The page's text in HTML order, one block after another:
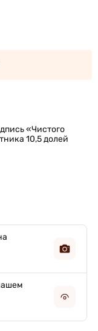
«Чистого
10,5 долей